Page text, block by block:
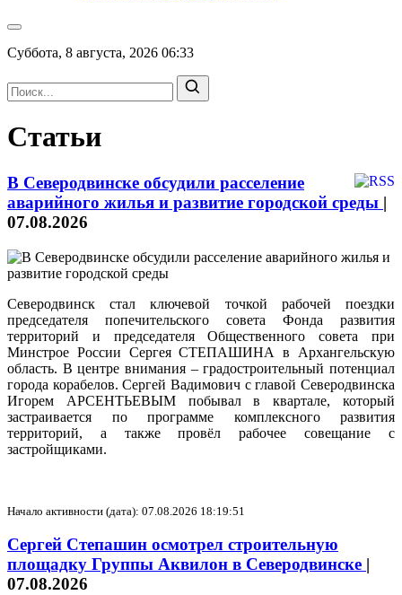
Суббота, 8 августа, 2026 06:33
Статьи
В Северодвинске обсудили расселение
аварийного жилья и развитие городской среды |
07.08.2026
Северодвинск стал ключевой точкой рабочей поездки
председателя попечительского совета Фонда развития
территорий и председателя Общественного совета при
Минстрое России Сергея СТЕПАШИНА в Архангельскую
область. В центре внимания – градостроительный потенциал
города корабелов. Сергей Вадимович с главой Северодвинска
Игорем АРСЕНТЬЕВЫМ побывал в квартале, который
застраивается по программе комплексного развития
территорий, а также провёл рабочее совещание с
застройщиками.
Начало активности (дата): 07.08.2026 18:19:51
Сергей Степашин осмотрел строительную
площадку Группы Аквилон в Северодвинске |
07.08.2026